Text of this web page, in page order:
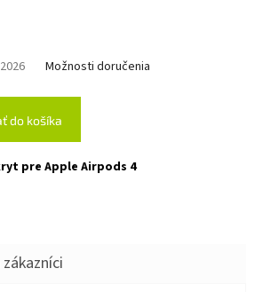
Možnosti doručenia
do košíka
pre Apple Airpods 4